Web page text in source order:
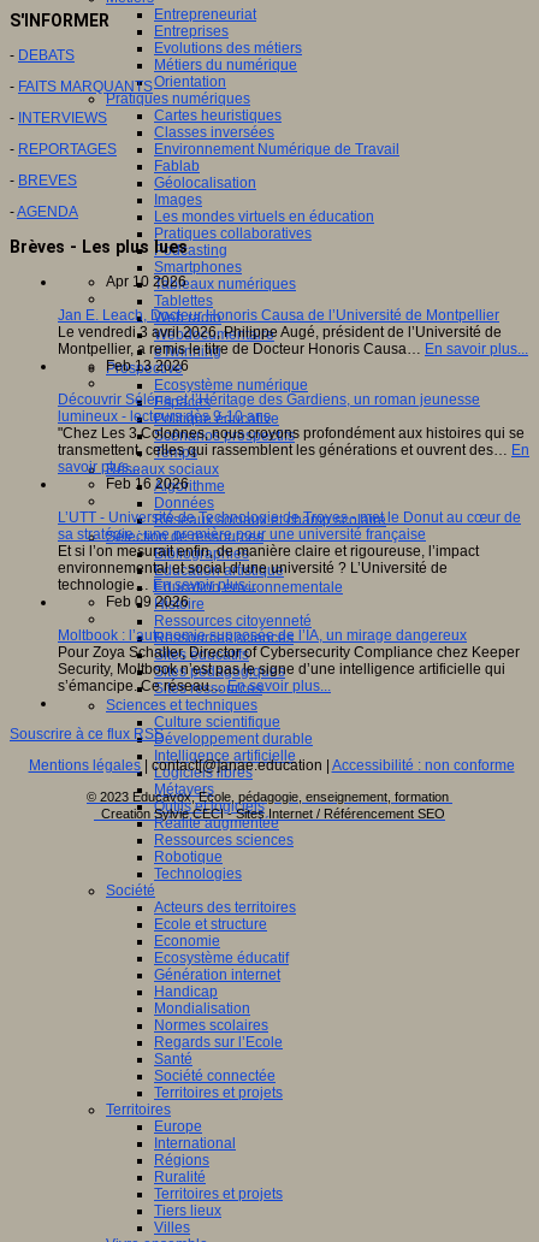
Entrepreneuriat
Entreprises
Evolutions des métiers
Métiers du numérique
Orientation
Pratiques numériques
Cartes heuristiques
Classes inversées
Environnement Numérique de Travail
Fablab
Géolocalisation
Images
Les mondes virtuels en éducation
Pratiques collaboratives
Podcasting
Smartphones
Tableaux numériques
Tablettes
Web radio
Webdocumentaire
eTwinning
Prospective
Ecosystème numérique
Espaces
Politique éducative
Scénarios prospectifs
Temps
Réseaux sociaux
Algorithme
Données
Réseaux sociaux et champ scolaire
Sélection de ressources
Bibliographies
Education artistique
Education environnementale
Histoire
Ressources citoyenneté
Ressources sciences
Sites éducatifs
Sites pédagogiques
Sites ressources
Sciences et techniques
Culture scientifique
Développement durable
Intelligence artificielle
Logiciels libres
Métavers
Outils et logiciels
Réalité augmentée
Ressources sciences
Robotique
Technologies
Société
Acteurs des territoires
Ecole et structure
Economie
Ecosystème éducatif
Génération internet
Handicap
Mondialisation
Normes scolaires
Regards sur l’Ecole
Santé
Société connectée
Territoires et projets
Territoires
Europe
International
Régions
Ruralité
Territoires et projets
Tiers lieux
Villes
S'INFORMER
- DEBATS
- FAITS MARQUANTS
- INTERVIEWS
- REPORTAGES
- BREVES
-AGENDA
Brèves - Les plus lues
Apr 10 2026
Jan E. Leach, Docteur Honoris Causa de l’Université de Montpellier
Le vendredi 3 avril 2026, Philippe Augé, président de l’Université de
Montpellier, a remis le titre de Docteur Honoris Causa… En savoir plus...
Feb 13 2026
Découvrir Séléna et l’Héritage des Gardiens, un roman jeunesse
lumineux - lecteurs dès 9-10 ans
"Chez Les 3 Colonnes, nous croyons profondément aux histoires qui se
transmettent, celles qui rassemblent les générations et ouvrent des… En
savoir plus...
Feb 16 2026
L’UTT - Université de Technologie de Troyes - met le Donut au cœur de
sa stratégie : une première pour une université française
Et si l’on mesurait enfin, de manière claire et rigoureuse, l’impact
environnemental et social d’une université ? L’Université de
technologie… En savoir plus...
Feb 09 2026
Moltbook : l’autonomie supposée de l’IA, un mirage dangereux
Pour Zoya Schaller, Director of Cybersecurity Compliance chez Keeper
Security, Moltbook n’est pas le signe d’une intelligence artificielle qui
s’émancipe. Ce réseau…En savoir plus...
Souscrire à ce flux RSS
Mentions légales| contact[@]anae.education | Accessibilité : non conforme
© 2023 Educavox, Ecole, pédagogie, enseignement, formation
Creation Sylvie CECI - Sites Internet / Référencement SEO